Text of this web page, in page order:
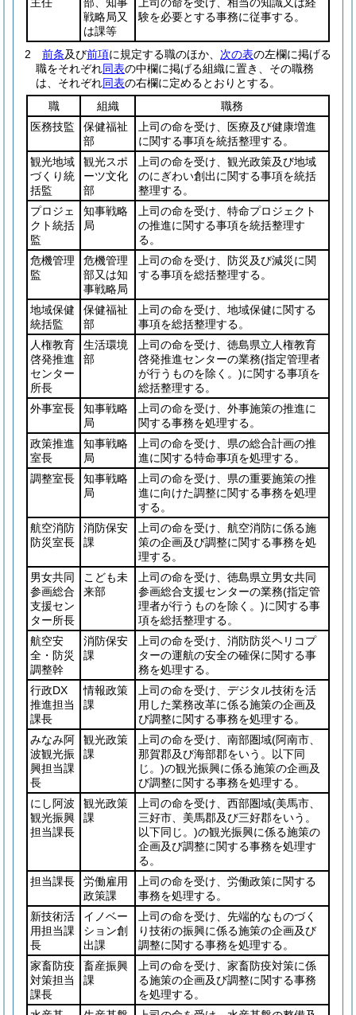
戦略局又
は課等
験を必要とする事務に従事する。
2 前条及び前項に規定する職のほか、 次の表の左欄に掲げる
職をそれぞれ同表の中欄に掲げる組織に置き、その職務
は、それぞれ同表の右欄に定めるとおりとする。
職
組織
職務
医務技監
保健福祉
部
上司の命を受け、医療及び健康増進
に関する事項を統括整理する。
観光地域
づくり統
括監
観光スポ
ーツ文化
部
上司の命を受け、観光政策及び地域
のにぎわい創出に関する事項を統括
整理する。
プロジェ
クト統括
監
知事戦略
局
上司の命を受け、特命プロジェクト
の推進に関する事項を統括整理す
る。
危機管理
監
危機管理
部又は知
事戦略局
上司の命を受け、防災及び減災に関
する事項を総括整理する。
地域保健
統括監
保健福祉
部
上司の命を受け、地域保健に関する
事項を総括整理する。
人権教育
啓発推進
センター
所長
生活環境
部
上司の命を受け、徳島県立人権教育
啓発推進センターの業務(指定管理者
が行うものを除く。)に関する事項を
総括整理する。
外事室長
知事戦略
局
上司の命を受け、外事施策の推進に
関する事務を処理する。
政策推進
室長
知事戦略
局
上司の命を受け、県の総合計画の推
進に関する特命事項を処理する。
調整室長
知事戦略
局
上司の命を受け、県の重要施策の推
進に向けた調整に関する事務を処理
する。
航空消防
防災室長
消防保安
課
上司の命を受け、航空消防に係る施
策の企画及び調整に関する事務を処
理する。
男女共同
参画総合
支援セン
ター所長
こども未
来部
上司の命を受け、徳島県立男女共同
参画総合支援センターの業務(指定管
理者が行うものを除く。)に関する事
項を総括整理する。
航空安
全・防災
調整幹
消防保安
課
上司の命を受け、消防防災ヘリコプ
ターの運航の安全の確保に関する事
務を処理する。
行政DX
推進担当
課長
情報政策
課
上司の命を受け、デジタル技術を活
用した業務改革に係る施策の企画及
び調整に関する事務を処理する。
みなみ阿
波観光振
興担当課
長
観光政策
課
上司の命を受け、南部圏域(阿南市、
那賀郡及び海部郡をいう。以下同
じ。)の観光振興に係る施策の企画及
び調整に関する事務を処理する。
にし阿波
観光振興
担当課長
観光政策
課
上司の命を受け、西部圏域(美馬市、
三好市、美馬郡及び三好郡をいう。
以下同じ。)の観光振興に係る施策の
企画及び調整に関する事務を処理す
る。
担当課長
労働雇用
政策課
上司の命を受け、労働政策に関する
事務を処理する。
新技術活
用担当課
長
イノベー
ション創
出課
上司の命を受け、先端的なものづく
り技術の振興に係る施策の企画及び
調整に関する事務を処理する。
家畜防疫
対策担当
課長
畜産振興
課
上司の命を受け、家畜防疫対策に係
る施策の企画及び調整に関する事務
を処理する。